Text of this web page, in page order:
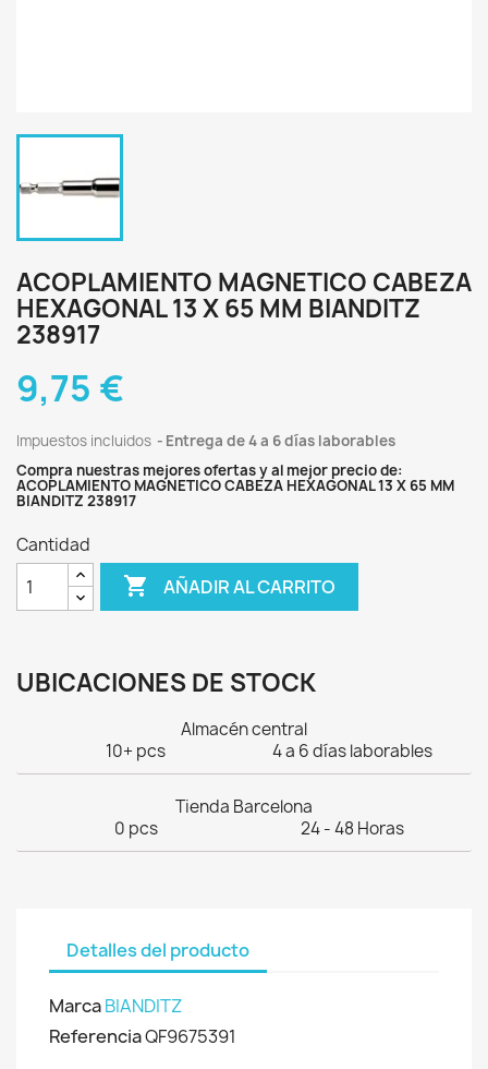
ACOPLAMIENTO MAGNETICO CABEZA
HEXAGONAL 13 X 65 MM BIANDITZ
238917
9,75 €
Impuestos incluidos
Entrega de 4 a 6 días laborables
Compra nuestras mejores ofertas y al mejor precio de:
ACOPLAMIENTO MAGNETICO CABEZA HEXAGONAL 13 X 65 MM
BIANDITZ 238917
Cantidad
 AÑADIR AL CARRITO
UBICACIONES DE STOCK
Almacén central
10+ pcs
4 a 6 días laborables
Tienda Barcelona
0 pcs
24 - 48 Horas
Detalles del producto
MarcaBIANDITZ
ReferenciaQF9675391